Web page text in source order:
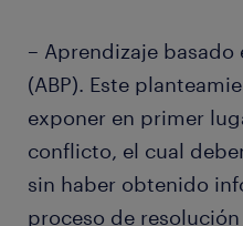
– Aprendizaje basado
(ABP). Este
exponer en primer
conflicto, el cual
sin haber obtenido
proceso de